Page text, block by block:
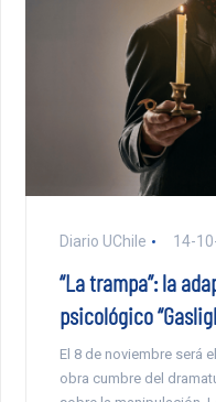
Diario UChile 14-
“La trampa”: la
psicológico
El 8 de noviembre será
obra cumbre del